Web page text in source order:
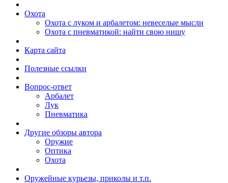
Охота
Охота с луком и арбалетом: невеселые мысли
Охота с пневматикой: найти свою нишу
Карта сайта
Полезные ссылки
Вопрос-ответ
Арбалет
Лук
Пневматика
Другие обзоры автора
Оружие
Оптика
Охота
Оружейные курьезы, приколы и т.п.